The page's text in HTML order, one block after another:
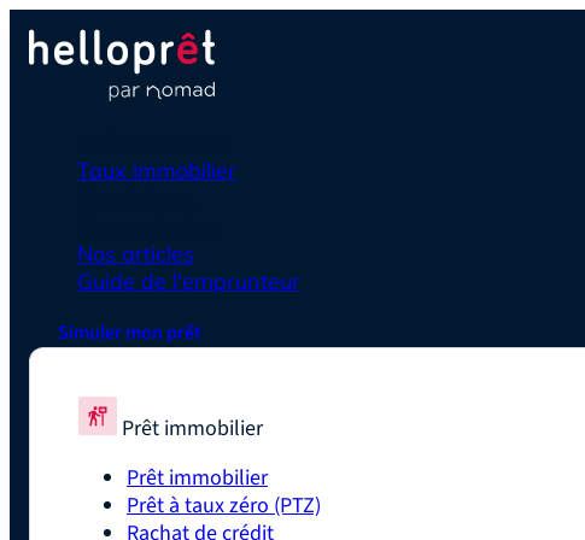
Taux immobilier
Nos articles
Guide de l'emprunteur
Simuler mon prêt
Prêt immobilier
Prêt immobilier
Prêt à taux zéro (PTZ)
Rachat de crédit